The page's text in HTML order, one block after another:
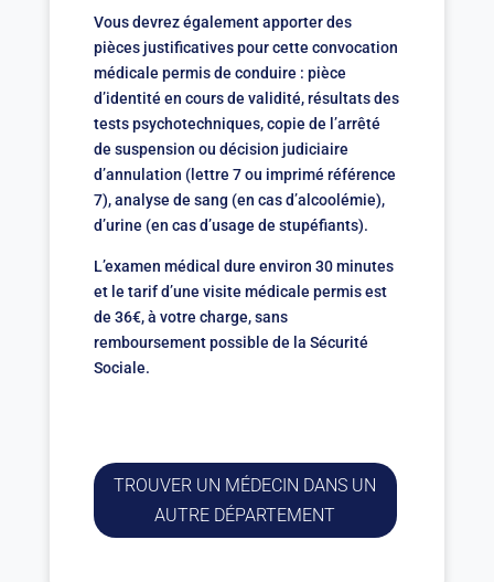
Vous devrez également apporter des
pièces justificatives pour cette convocation
médicale permis de conduire : pièce
d’identité en cours de validité, résultats des
tests psychotechniques, copie de l’arrêté
de suspension ou décision judiciaire
d’annulation (lettre 7 ou imprimé référence
7), analyse de sang (en cas d’alcoolémie),
d’urine (en cas d’usage de stupéfiants).
L’examen médical dure environ 30 minutes
et le tarif d’une visite médicale permis est
de 36€, à votre charge, sans
remboursement possible de la Sécurité
Sociale.
TROUVER UN MÉDECIN DANS UN
AUTRE DÉPARTEMENT